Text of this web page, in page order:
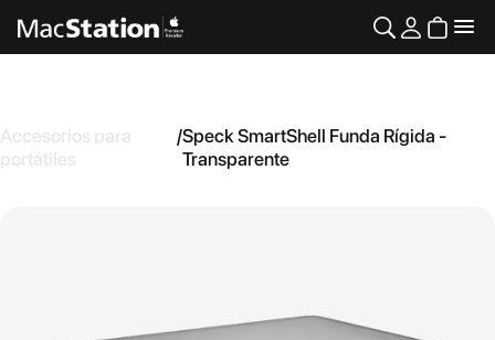
Accesorios para
portátiles
/Speck SmartShell Funda Rígida -
Transparente